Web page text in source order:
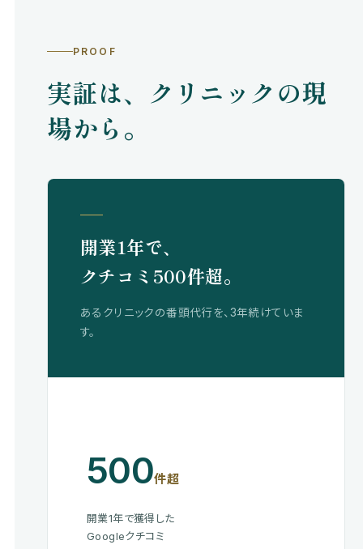
PROOF
実証は、クリニックの現
場から。
開業1年で、
クチコミ500件超。
あるクリニックの番頭代行を、3年続けていま
す。
500件超
開業1年で獲得した
Googleクチコミ